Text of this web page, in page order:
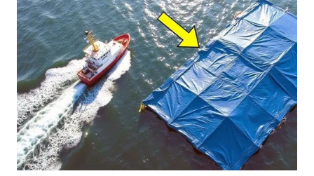
WISATA
LAPAK
WAHANA
Wahana
Network
KONSUMEN
LISTRIK